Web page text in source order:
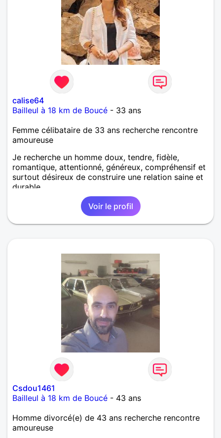
calise64
Bailleul à 18 km de Boucé - 33 ans
Femme célibataire de 33 ans recherche rencontre
amoureuse
Je recherche un homme doux, tendre, fidèle,
romantique, attentionné, généreux, compréhensif et
surtout désireux de construire une relation saine et
durable.
Voir le profil
Csdou1461
Bailleul à 18 km de Boucé - 43 ans
Homme divorcé(e) de 43 ans recherche rencontre
amoureuse